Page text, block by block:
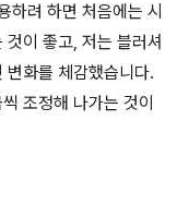
하려 하면 처음에는 시
이 좋고, 저는 블러셔
변화를 체감했습니다.
조정해 나가는 것이